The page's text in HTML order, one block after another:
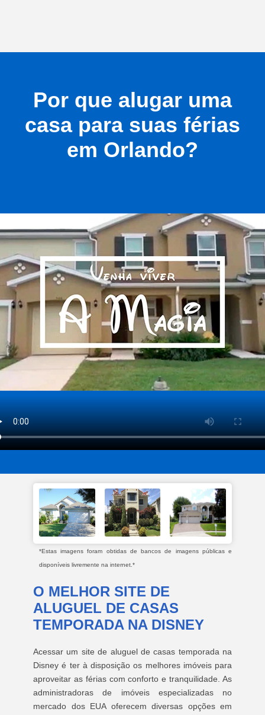
Por que alugar uma
casa para suas férias
em Orlando?
*Estas imagens foram obtidas de bancos de imagens públicas e
disponíveis livremente na internet.*
O MELHOR SITE DE
ALUGUEL DE CASAS
TEMPORADA NA DISNEY
Acessar um site de aluguel de casas temporada na
Disney é ter à disposição os melhores imóveis para
aproveitar as férias com conforto e tranquilidade. As
administradoras de imóveis especializadas no
mercado dos EUA oferecem diversas opções em